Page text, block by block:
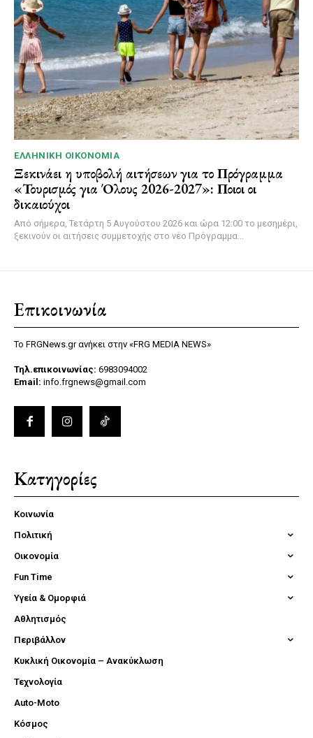
ΕΛΛΗΝΙΚΉ ΟΙΚΟΝΟΜΊΑ
Ξεκινάει η υποβολή αιτήσεων για το Πρόγραμμα
«Τουρισμός για Όλους 2026-2027»: Ποιοι οι
δικαιούχοι
Από σήμερα, Τετάρτη 5 Αυγούστου 2026 και ώρα 12:00 το μεσημέρι,
ξεκινούν οι αιτήσεις συμμετοχής στο νέο Πρόγραμμα...
Επικοινωνία
Το FRGNews.gr ανήκει στην «FRG MEDIA NEWS»
Τηλ.επικοινωνίας: 6983094002
Email: info.frgnews@gmail.com
Κατηγορίες
Κοινωνία
Πολιτική
Οικονομία
Fun Time
Υγεία & Ομορφιά
Αθλητισμός
Περιβάλλον
Κυκλική Οικονομία – Ανακύκλωση
Τεχνολογία
Auto-Moto
Κόσμος